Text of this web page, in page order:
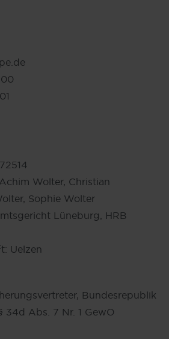
Wolter, Christian
Sophie Wolter
Lüneburg, HRB
Uelzen
Bundesrepublik
34d Abs. 7 Nr. 1 GewO